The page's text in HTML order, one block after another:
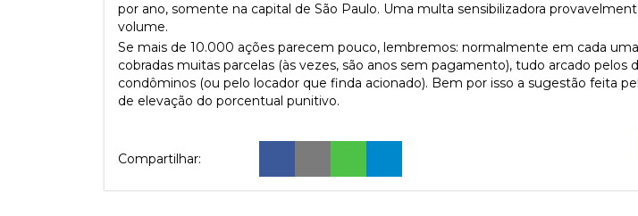
por ano, somente na capital de São Paulo. Uma multa sensibilizadora
volume.
Se mais de 10.000 ações parecem pouco, lembremos: normalmente em cada
cobradas muitas parcelas (às vezes, são anos sem pagamento), tudo arcado pelos
condôminos (ou pelo locador que finda acionado). Bem por isso a sugestão feita
de elevação do porcentual punitivo.
Compartilhar: